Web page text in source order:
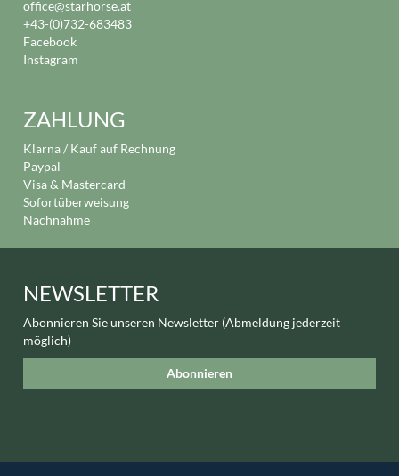
office@starhorse.at
+43-(0)732-683483
Facebook
Instagram
ZAHLUNG
Klarna / Kauf auf Rechnung
Paypal
Visa & Mastercard
Sofortüberweisung
Nachnahme
NEWSLETTER
Abonnieren Sie unseren Newsletter (Abmeldung jederzeit
möglich)
Abonnieren